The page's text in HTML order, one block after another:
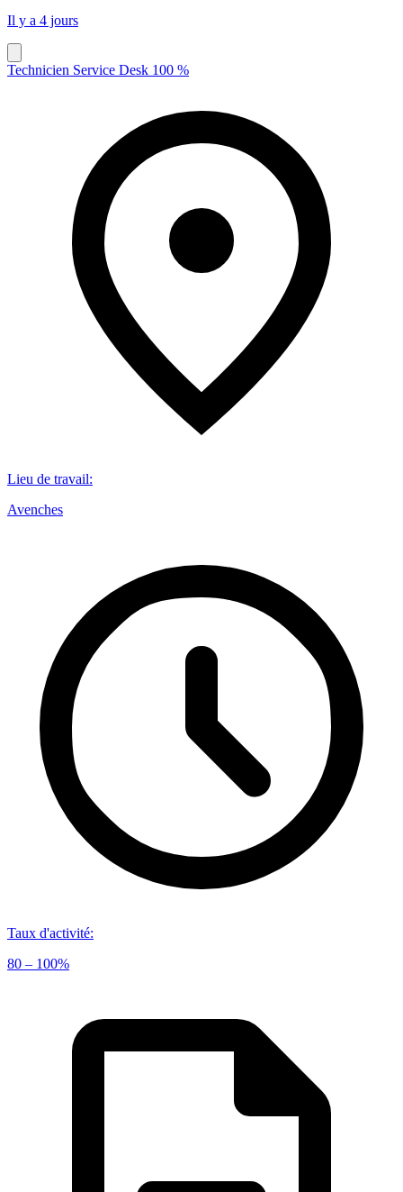
Il y a 4 jours
Technicien Service Desk 100 %
Lieu de travail:
Avenches
Taux d'activité:
80 – 100%